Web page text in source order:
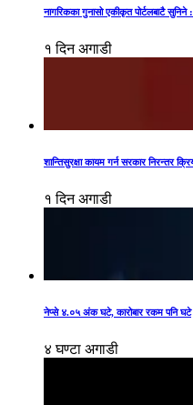
नागरिकका गुनासो एकीकृत पोर्टलबाटै
१ दिन अगाडी
शान्तिसुरक्षा कायम गर्न सरकार निरन्तर
१ दिन अगाडी
नेप्से ४.०५ अंक घटे, कारोबार रकम पनि घटे
४ घण्टा अगाडी